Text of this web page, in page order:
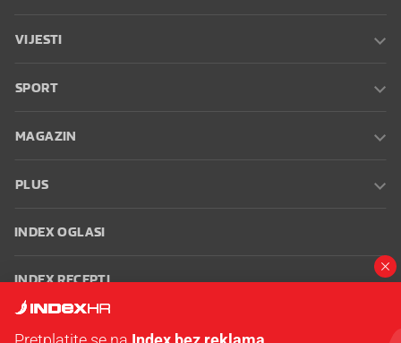
VIJESTI
SPORT
MAGAZIN
PLUS
INDEX OGLASI
INDEX RECEPTI